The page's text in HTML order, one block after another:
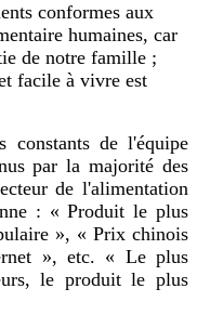
conformes aux
humaines, car
de notre famille ;
facile à vivre est
de l'équipe
par la majorité des
de l'alimentation
: « Produit le plus
», « Prix chinois
», etc. « Le plus
le produit le plus